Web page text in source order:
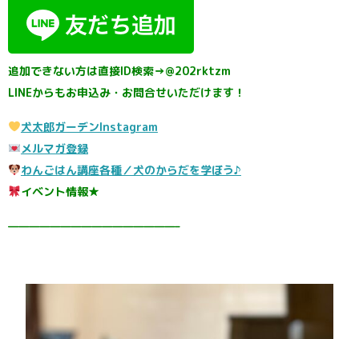
追加できない方は直接ID検索→@202rktzm
LINEからもお申込み・お問合せいただけます！
犬太郎ガーデンInstagram
メルマガ登録
わんごはん講座各種／犬のからだを学ぼう♪
イベント情報★
————————————————–